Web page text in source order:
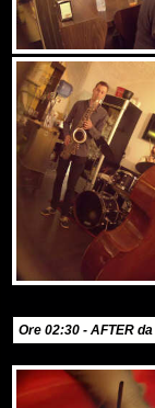
Ore 02:30 - AFTER